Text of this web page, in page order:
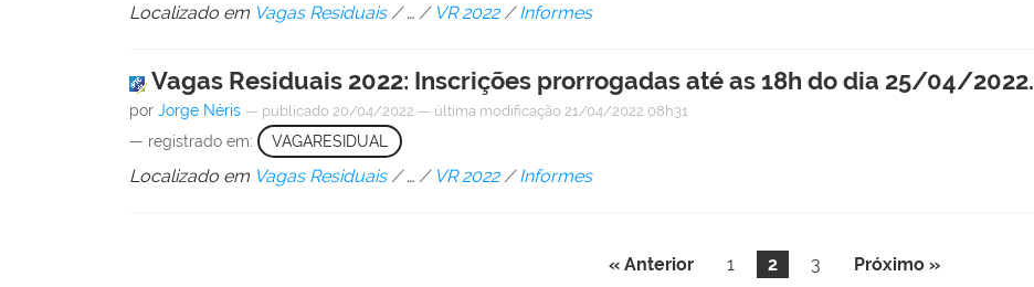
Localizado em Vagas Residuais /… / VR 2022 /Informes
Vagas Residuais 2022: Inscrições prorrogadas até as 18h do dia 25/04/2022.
porJorge Néris — publicado 20/04/2022 — última modificação 21/04/2022 08h31
— registrado em: VAGARESIDUAL
Localizado em Vagas Residuais /…/ VR 2022 /Informes
« Anterior 1 2 3 Próximo »